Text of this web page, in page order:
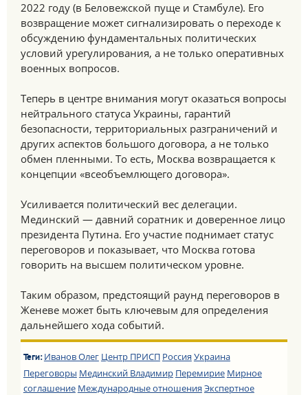
2022 году (в Беловежской пуще и Стамбуле). Его
возвращение может сигнализировать о переходе к
обсуждению фундаментальных политических
условий урегулирования, а не только оперативных
военных вопросов.
Теперь в центре внимания могут оказаться вопросы
нейтрального статуса Украины, гарантий
безопасности, территориальных разграничений и
других аспектов большого договора, а не только
обмен пленными. То есть, Москва возвращается к
концепции «всеобъемлющего договора».
Усиливается политический вес делегации.
Мединский — давний соратник и доверенное лицо
президента Путина. Его участие поднимает статус
переговоров и показывает, что Москва готова
говорить на высшем политическом уровне.
Таким образом, предстоящий раунд переговоров в
Женеве может быть ключевым для определения
дальнейшего хода событий.
Теги: Иванов Олег Центр ПРИСП Россия Украина
Переговоры Мединский Владимир Перемирие Мирное
соглашение Международные отношения Экспертное